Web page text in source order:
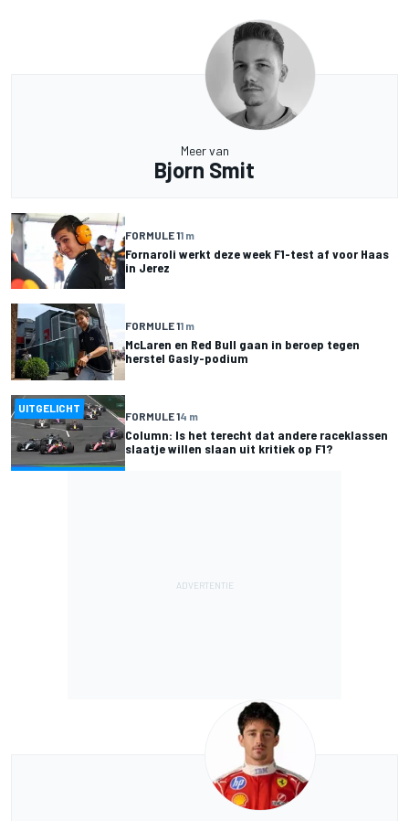
Meer van
Bjorn Smit
FORMULE 11 m
Fornaroli werkt deze week F1-test af voor Haas
in Jerez
FORMULE 11 m
McLaren en Red Bull gaan in beroep tegen
herstel Gasly-podium
UITGELICHT
FORMULE 14 m
Column: Is het terecht dat andere raceklassen
slaatje willen slaan uit kritiek op F1?